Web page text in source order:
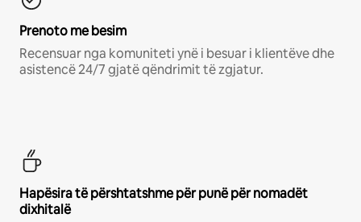
Prenoto me besim
Recensuar nga komuniteti ynë i besuar i klientëve dhe
asistencë 24/7 gjatë qëndrimit të zgjatur.
Hapësira të përshtatshme për punë për nomadët
dixhitalë